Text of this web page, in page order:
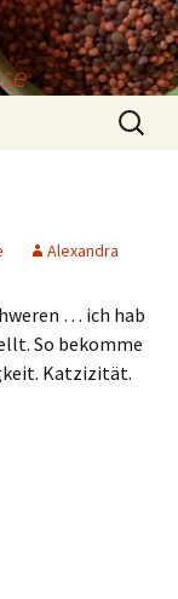
Suchen
nach:
Alexandra
… ich hab
So bekomme
Katzizität.